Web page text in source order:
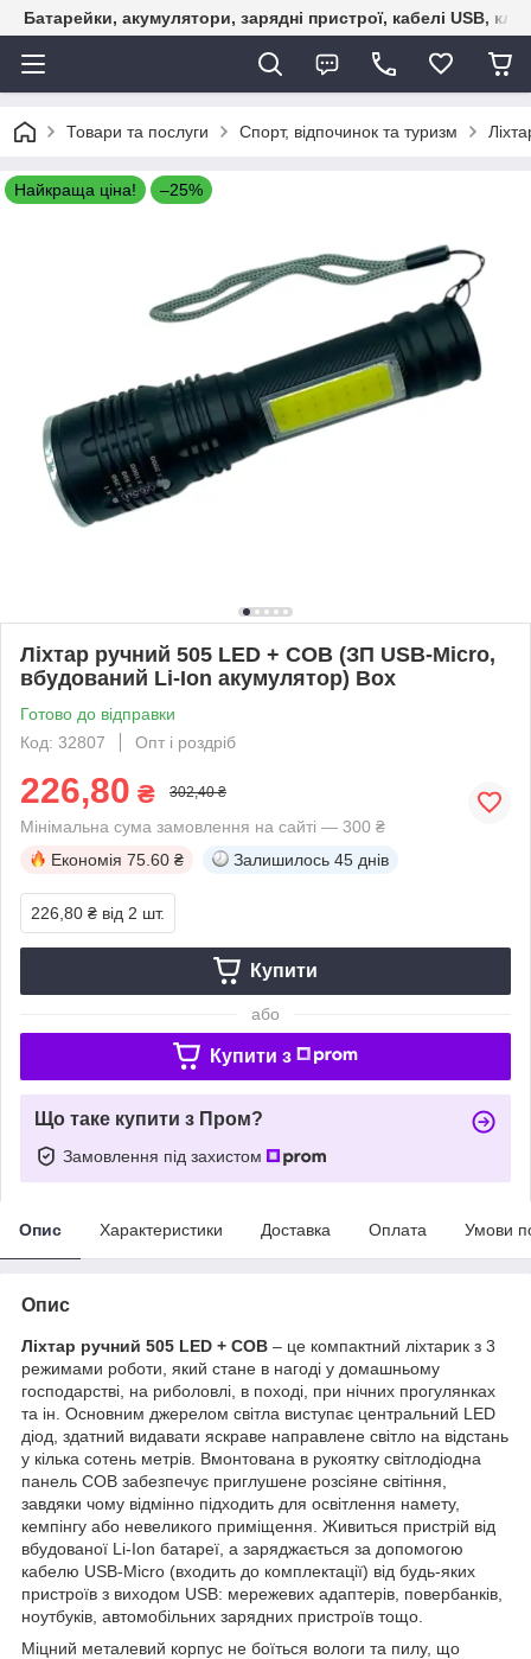
Батарейки, акумулятори, зарядні пристрої, кабелі USB,
Товари та послуги Спорт, відпочинок та туризм
Найкраща ціна! –25%
Ліхтар ручний 505 LED + COB (ЗП USB-Micro,
вбудований Li-Ion акумулятор) Box
Готово до відправки
Код: 32807
Опт і роздріб
226,80 ₴ 302,40 ₴
Мінімальна сума замовлення на сайті — 300 ₴
Економія 75.60 ₴ Залишилось 45 днів
226,80 ₴ від 2 шт.
Купити
або
Купити з
Що таке купити з Пром?
Замовлення під захистом
Опис Характеристики Доставка Оплата Умови
Опис
Ліхтар ручний 505 LED + COB – це компактний ліхтарик з 3
режимами роботи, який стане в нагоді у домашньому
господарстві, на риболовлі, в поході, при нічних прогулянках
та ін. Основним джерелом світла виступає центральний LED
діод, здатний видавати яскраве направлене світло на відстань
у кілька сотень метрів. Вмонтована в рукоятку світлодіодна
панель COB забезпечує приглушене розсіяне світіння,
завдяки чому відмінно підходить для освітлення намету,
кемпінгу або невеликого приміщення. Живиться пристрій від
вбудованої Li-Ion батареї, а заряджається за допомогою
кабелю USB-Micro (входить до комплектації) від будь-яких
пристроїв з виходом USB: мережевих адаптерів, повербанків,
ноутбуків, автомобільних зарядних пристроїв тощо.
Міцний металевий корпус не боїться вологи та пилу, що